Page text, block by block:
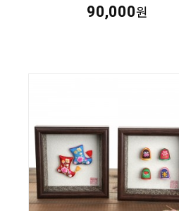
90,000원